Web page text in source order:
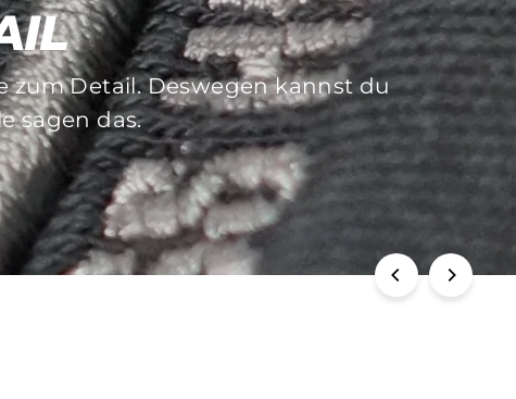
zum Detail. Deswegen kannst du
sagen das.
auf die Langlebigkeit dieser. Sich